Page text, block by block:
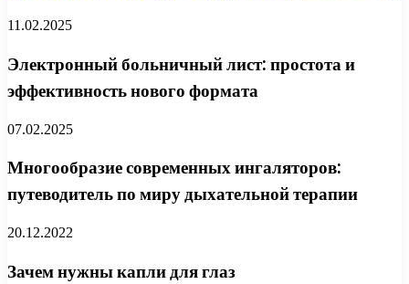
11.02.2025
Электронный больничный лист: простота и
эффективность нового формата
07.02.2025
Многообразие современных ингаляторов:
путеводитель по миру дыхательной терапии
20.12.2022
Зачем нужны капли для глаз